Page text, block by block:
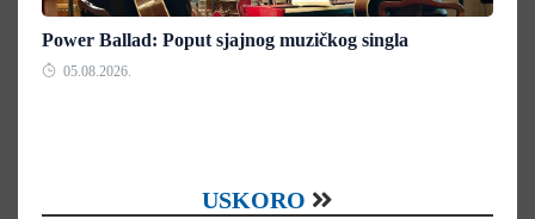
Power Ballad: Poput sjajnog muzičkog singla
05.08.2026.
USKORO